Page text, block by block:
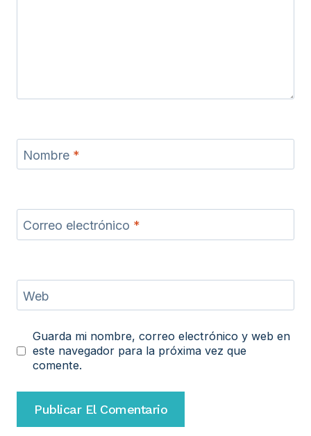
Nombre *
Correo electrónico *
Web
Guarda mi nombre, correo electrónico y web en
este navegador para la próxima vez que
comente.